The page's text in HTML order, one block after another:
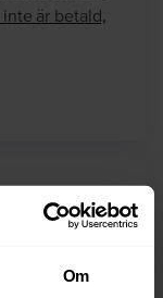
Om
är betald,
så har
spärrad.